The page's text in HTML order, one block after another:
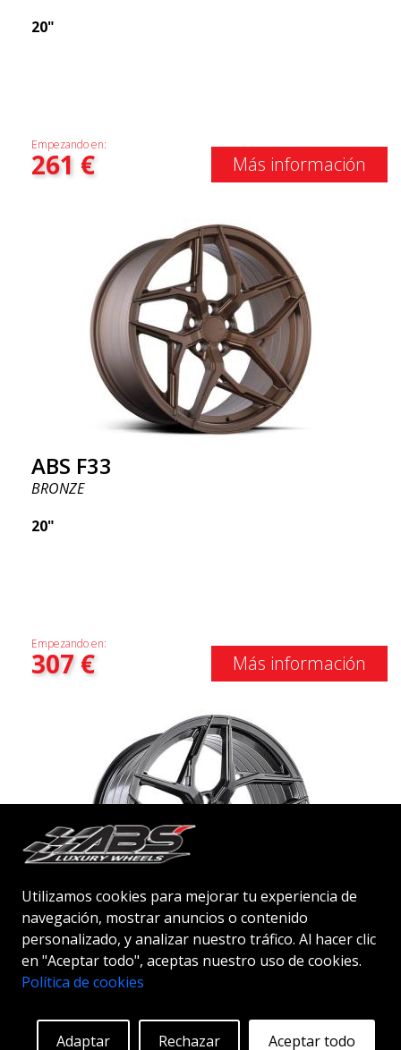
Utilizamos cookies para mejorar tu experiencia de
navegación, mostrar anuncios o contenido
personalizado, y analizar nuestro tráfico. Al hacer clic
en "Aceptar todo", aceptas nuestro uso de cookies.
Política de cookies
Aceptar todo
Rechazar
Adaptar
20"
Empezando en:
261 € Más información
ABS F33
BRONZE
20"
Empezando en:
307€ Más información
ABS F33
HYPER BLACK
20"